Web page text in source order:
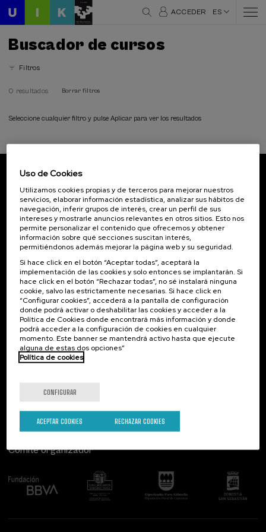
ACCEDER ES
Buscador de cursos
Filtros
0 resultados Borrar filtros
Seleccione cualquier filtro y pulse Aplicar para ver los resultados
Inscríbete para ser el primero/a en recibir las
novedades de UIK.
Suscribirse
Contacto
Palacio Miramar
Paseo de Miraconcha, 48
20007 Donostia / San Sebastián
Gipuzkoa, Spain
Contacta con nosotros
De interés...
Actividades anteriores
Comité organizador
Uso de Cookies
Utilizamos cookies propias y de terceros para mejorar nuestros
servicios, elaborar información estadística, analizar sus hábitos de
navegación, inferir grupos de interés, crear un perfil de sus
intereses y mostrarle anuncios relevantes en otros sitios. Esto nos
permite personalizar el contenido que ofrecemos y obtener
información sobre qué secciones suscitan interés,
permitiéndonos además mejorar la página web y su seguridad.
Si hace click en el botón “Aceptar todas”, aceptará la
implementación de las cookies y solo entonces se implantarán. Si
hace click en el botón “Rechazar todas”, no sé instalará ninguna
cookie, salvo las estrictamente necesarias. Si hace click en
“Configurar cookies”, accederá a la pantalla de configuración
donde podrá activar o deshabilitar las cookies y acceder a la
Política de Cookies donde encontrará más información y donde
podrá acceder a la configuración de cookies en cualquier
momento. Este banner se mantendrá activo hasta que ejecute
alguna de estas dos opciones”
Política de cookies
CONFIGURAR
RECHAZAR COOKIES
ACEPTAR COOKIES